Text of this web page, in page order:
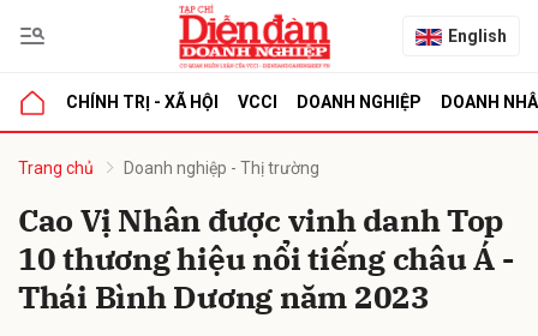
English
CHÍNH TRỊ - XÃ HỘI VCCI DOANH NGHIỆP DOANH
Trang chủ Doanh nghiệp - Thị trường
Cao Vị Nhân được vinh danh Top
10 thương hiệu nổi tiếng châu Á -
Thái Bình Dương năm 2023
luận